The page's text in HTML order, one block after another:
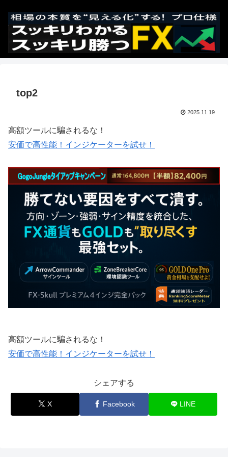
top2
2025.11.19
高額ツールに騙されるな！
安価で高性能！インジケーターを試せ！
高額ツールに騙されるな！
安価で高性能！インジケーターを試せ！
シェアする
X Facebook LINE